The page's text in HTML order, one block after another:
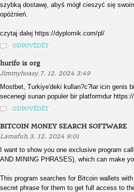
szybką dostawę, abyś mógł cieszyć się
opóźnień.
czytaj dalej https://dyplomik.com/pl/
ODPOVĚDĚT
hurifo is org
Jimmyhoasy, 7. 12. 2024 3:49
Mostbet, Turkiye'deki kullan?c?lar icin genis
secenegi sunan populer bir platformdur
ODPOVĚDĚT
BITCOIN MONEY SEARCH SOFTWARE
Lamafuh, 3. 12. 2024 9:01
I want to show you one exclusive program
AND MINING PHRASES), which can make
This program searches for Bitcoin wallets
secret phrase for them to get full access to